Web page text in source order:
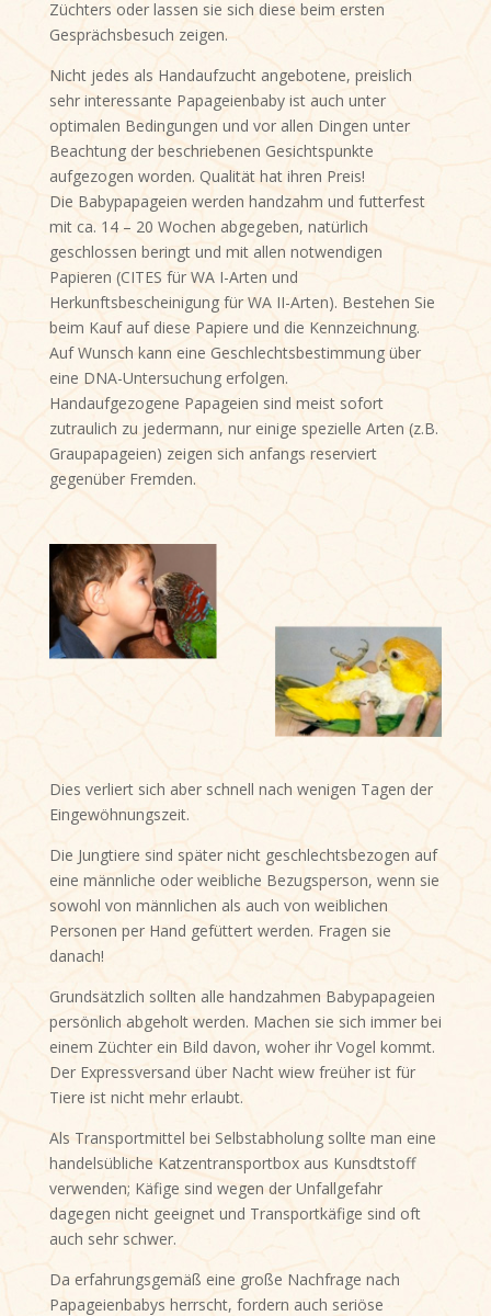
Züchters oder lassen sie sich diese beim ersten
Gesprächsbesuch zeigen.
Nicht jedes als Handaufzucht angebotene, preislich
sehr interessante Papageienbaby ist auch unter
optimalen Bedingungen und vor allen Dingen unter
Beachtung der beschriebenen Gesichtspunkte
aufgezogen worden. Qualität hat ihren Preis!
Die Babypapageien werden handzahm und futterfest
mit ca. 14 – 20 Wochen abgegeben, natürlich
geschlossen beringt und mit allen notwendigen
Papieren (CITES für WA I-Arten und
Herkunftsbescheinigung für WA II-Arten). Bestehen Sie
beim Kauf auf diese Papiere und die Kennzeichnung.
Auf Wunsch kann eine Geschlechtsbestimmung über
eine DNA-Untersuchung erfolgen.
Handaufgezogene Papageien sind meist sofort
zutraulich zu jedermann, nur einige spezielle Arten (z.B.
Graupapageien) zeigen sich anfangs reserviert
gegenüber Fremden.
Dies verliert sich aber schnell nach wenigen Tagen der
Eingewöhnungszeit.
Die Jungtiere sind später nicht geschlechtsbezogen auf
eine männliche oder weibliche Bezugsperson, wenn sie
sowohl von männlichen als auch von weiblichen
Personen per Hand gefüttert werden. Fragen sie
danach!
Grundsätzlich sollten alle handzahmen Babypapageien
persönlich abgeholt werden. Machen sie sich immer bei
einem Züchter ein Bild davon, woher ihr Vogel kommt.
Der Expressversand über Nacht wiew freüher ist für
Tiere ist nicht mehr erlaubt.
Als Transportmittel bei Selbstabholung sollte man eine
handelsübliche Katzentransportbox aus Kunsdtstoff
verwenden; Käfige sind wegen der Unfallgefahr
dagegen nicht geeignet und Transportkäfige sind oft
auch sehr schwer.
Da erfahrungsgemäß eine große Nachfrage nach
Papageienbabys herrscht, fordern auch seriöse